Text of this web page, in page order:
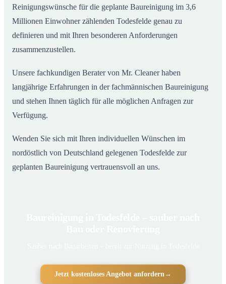
Reinigungswünsche für die geplante Baureinigung im 3,6
Millionen Einwohner zählenden Todesfelde genau zu
definieren und mit Ihren besonderen Anforderungen
zusammenzustellen.
Unsere fachkundigen Berater von Mr. Cleaner haben
langjährige Erfahrungen in der fachmännischen Baureinigung
und stehen Ihnen täglich für alle möglichen Anfragen zur
Verfügung.
Wenden Sie sich mit Ihren individuellen Wünschen im
nordöstlich von Deutschland gelegenen Todesfelde zur
geplanten Baureinigung vertrauensvoll an uns.
Jetzt kostenloses Angebot anfordern→